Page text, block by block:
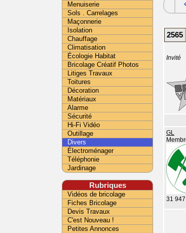
2565
Invité
GL
31
Menuiserie
Sols . Carrelages
Maçonnerie
Isolation
Chauffage
Climatisation
Écologie Habitat
Bricolage Créatif Photos
Litiges Travaux
Toitures
Décoration
Matériaux
Alarme
Sécurité
Hi-Fi Vidéo
Outillage
Divers
Électroménager
Téléphonie
Jardinage
Rubriques
Vidéos de bricolage
Fiches Bricolage
Devis Travaux
C'est Nouveau !
Petites Annonces